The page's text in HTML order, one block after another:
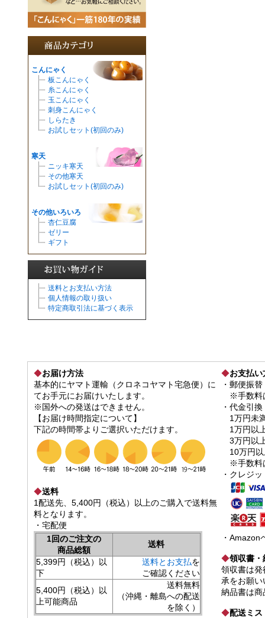
こんにゃく
板こんにゃく
糸こんにゃく
玉こんにゃく
刺身こんにゃく
しらたき
お試しセット(初回のみ)
寒天
ニッキ寒天
その他寒天
お試しセット(初回のみ)
その他いろいろ
杏仁豆腐
ゼリー
ギフト
送料とお支払い方法
個人情報の取り扱い
特定商取引法に基づく表示
◆お届け方法
基本的にヤマト運輸（クロネコヤマト宅急便）に
てお手元にお届けいたします。
※国外への発送はできません。
【お届け時間指定について】
下記の時間帯よりご選択いただけます。
◆送料
1配送先、5,400円（税込）以上のご購入で送料無
料となります。
・宅配便
1回のご注文の
商品総額
送料
5,399円（税込）以
下
送料とお支払を
ご確認ください
5,400円（税込）以
上可能商品
送料無料
（沖縄・離島への配送
を除く）
◆お支払い
・郵便振
※手数料
・代金引
1万円
1万円以
3万円以
10万円
※手数料
・クレジ
・Amazon
◆領収書・
領収書は発
承をお願い
納品書は商
◆配送ミス